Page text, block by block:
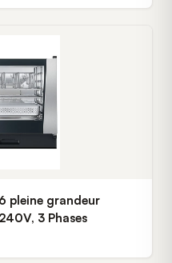
pleine grandeur
3 Phases